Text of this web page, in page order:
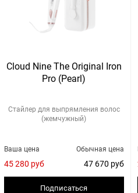
Cloud Nine The Original Iron
Pro (Pearl)
Стайлер для выпрямления волос
(жемчужный)
Обычная цена
47 670 руб
Ваша цена
45 280 руб
Подписаться